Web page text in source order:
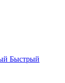
Быстрый